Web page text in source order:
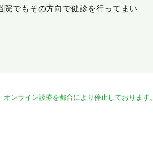
でもその方向で健診を行ってまい
オンライン診療を都合により停止しております。